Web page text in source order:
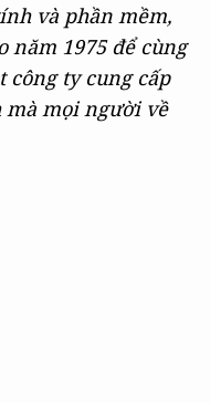
và phần mềm,
năm 1975 để cùng
ty cung cấp
mà mọi người về